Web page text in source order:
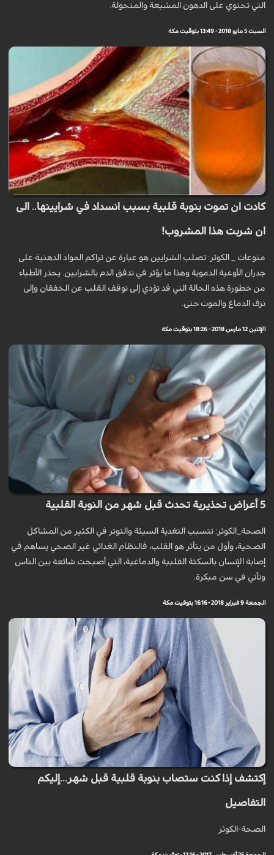
التي تحتوي على الدهون المشبعة والمتحولة.
السبت 5 مايو 2018 - 13:49 بتوقيت مكة
كادت ان تموت بنوبة قلبية بسبب انسداد في شرايينها.. الى
ان شربت هذا المشروب!
منوعات _ الكوثر: تصلب الشرايين هو عبارة عن تراكم المواد الدهنية على
جدران الأوعية الدموية وهذا ما يؤثر في تدفق الدم بالشرايين. يحذر الأطباء
من خطورة هذه الحالة التي قد تؤدي إلى توقف القلب عن الخفقان وإلى
نزف الدماغ والموت حتى.
الإثنين 12 مارس 2018 - 18:26 بتوقيت مكة
5 أعراض تحذيرية تحدث قبل شهر من النوبة القلبية
الصحة_الكوثر: تتسبب التغدية السيئة والتوتر في الكثير من المشاكل
الصحية، وأول من يتأثر هو القلب، فالنظام الغدائي غير الصحي يساهم في
إصابة الإنسان بالسكتة القلبية والدماغية، التي أصبحت شائعة بين الناس
وتأتي في سن مبكرة.
الجمعة 9 فبراير 2018 - 16:16 بتوقيت مكة
إكتشف إذا كنت ستصاب بنوبة قلبية قبل شهر...إليكم
التفاصيل
الصحة-الكوثر